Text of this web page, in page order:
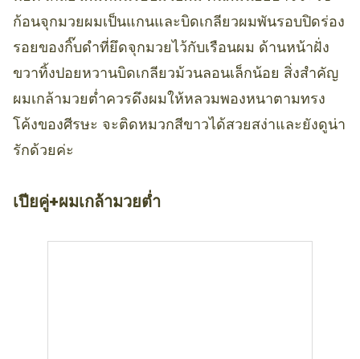
ก้อนจุกมวยผมเป็นแกนและบิดเกลียวผมพันรอบปิดร่อง
รอยของกิ๊บดำที่ยึดจุกมวยไว้กับเรือนผม ด้านหน้าฝั่ง
ขวาทิ้งปอยหวานบิดเกลียวม้วนลอนเล็กน้อย สิ่งสำคัญ
ผมเกล้ามวยต่ำควรดึงผมให้หลวมพองหนาตามทรง
โค้งของศีรษะ จะติดหมวกสีขาวได้สวยสง่าและยังดูน่า
รักด้วยค่ะ
เปียคู่+ผมเกล้ามวยต่ำ